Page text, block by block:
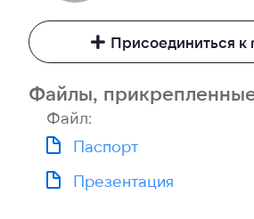
Присоединиться к
Файлы,
Файл:
Паспорт
Презентация